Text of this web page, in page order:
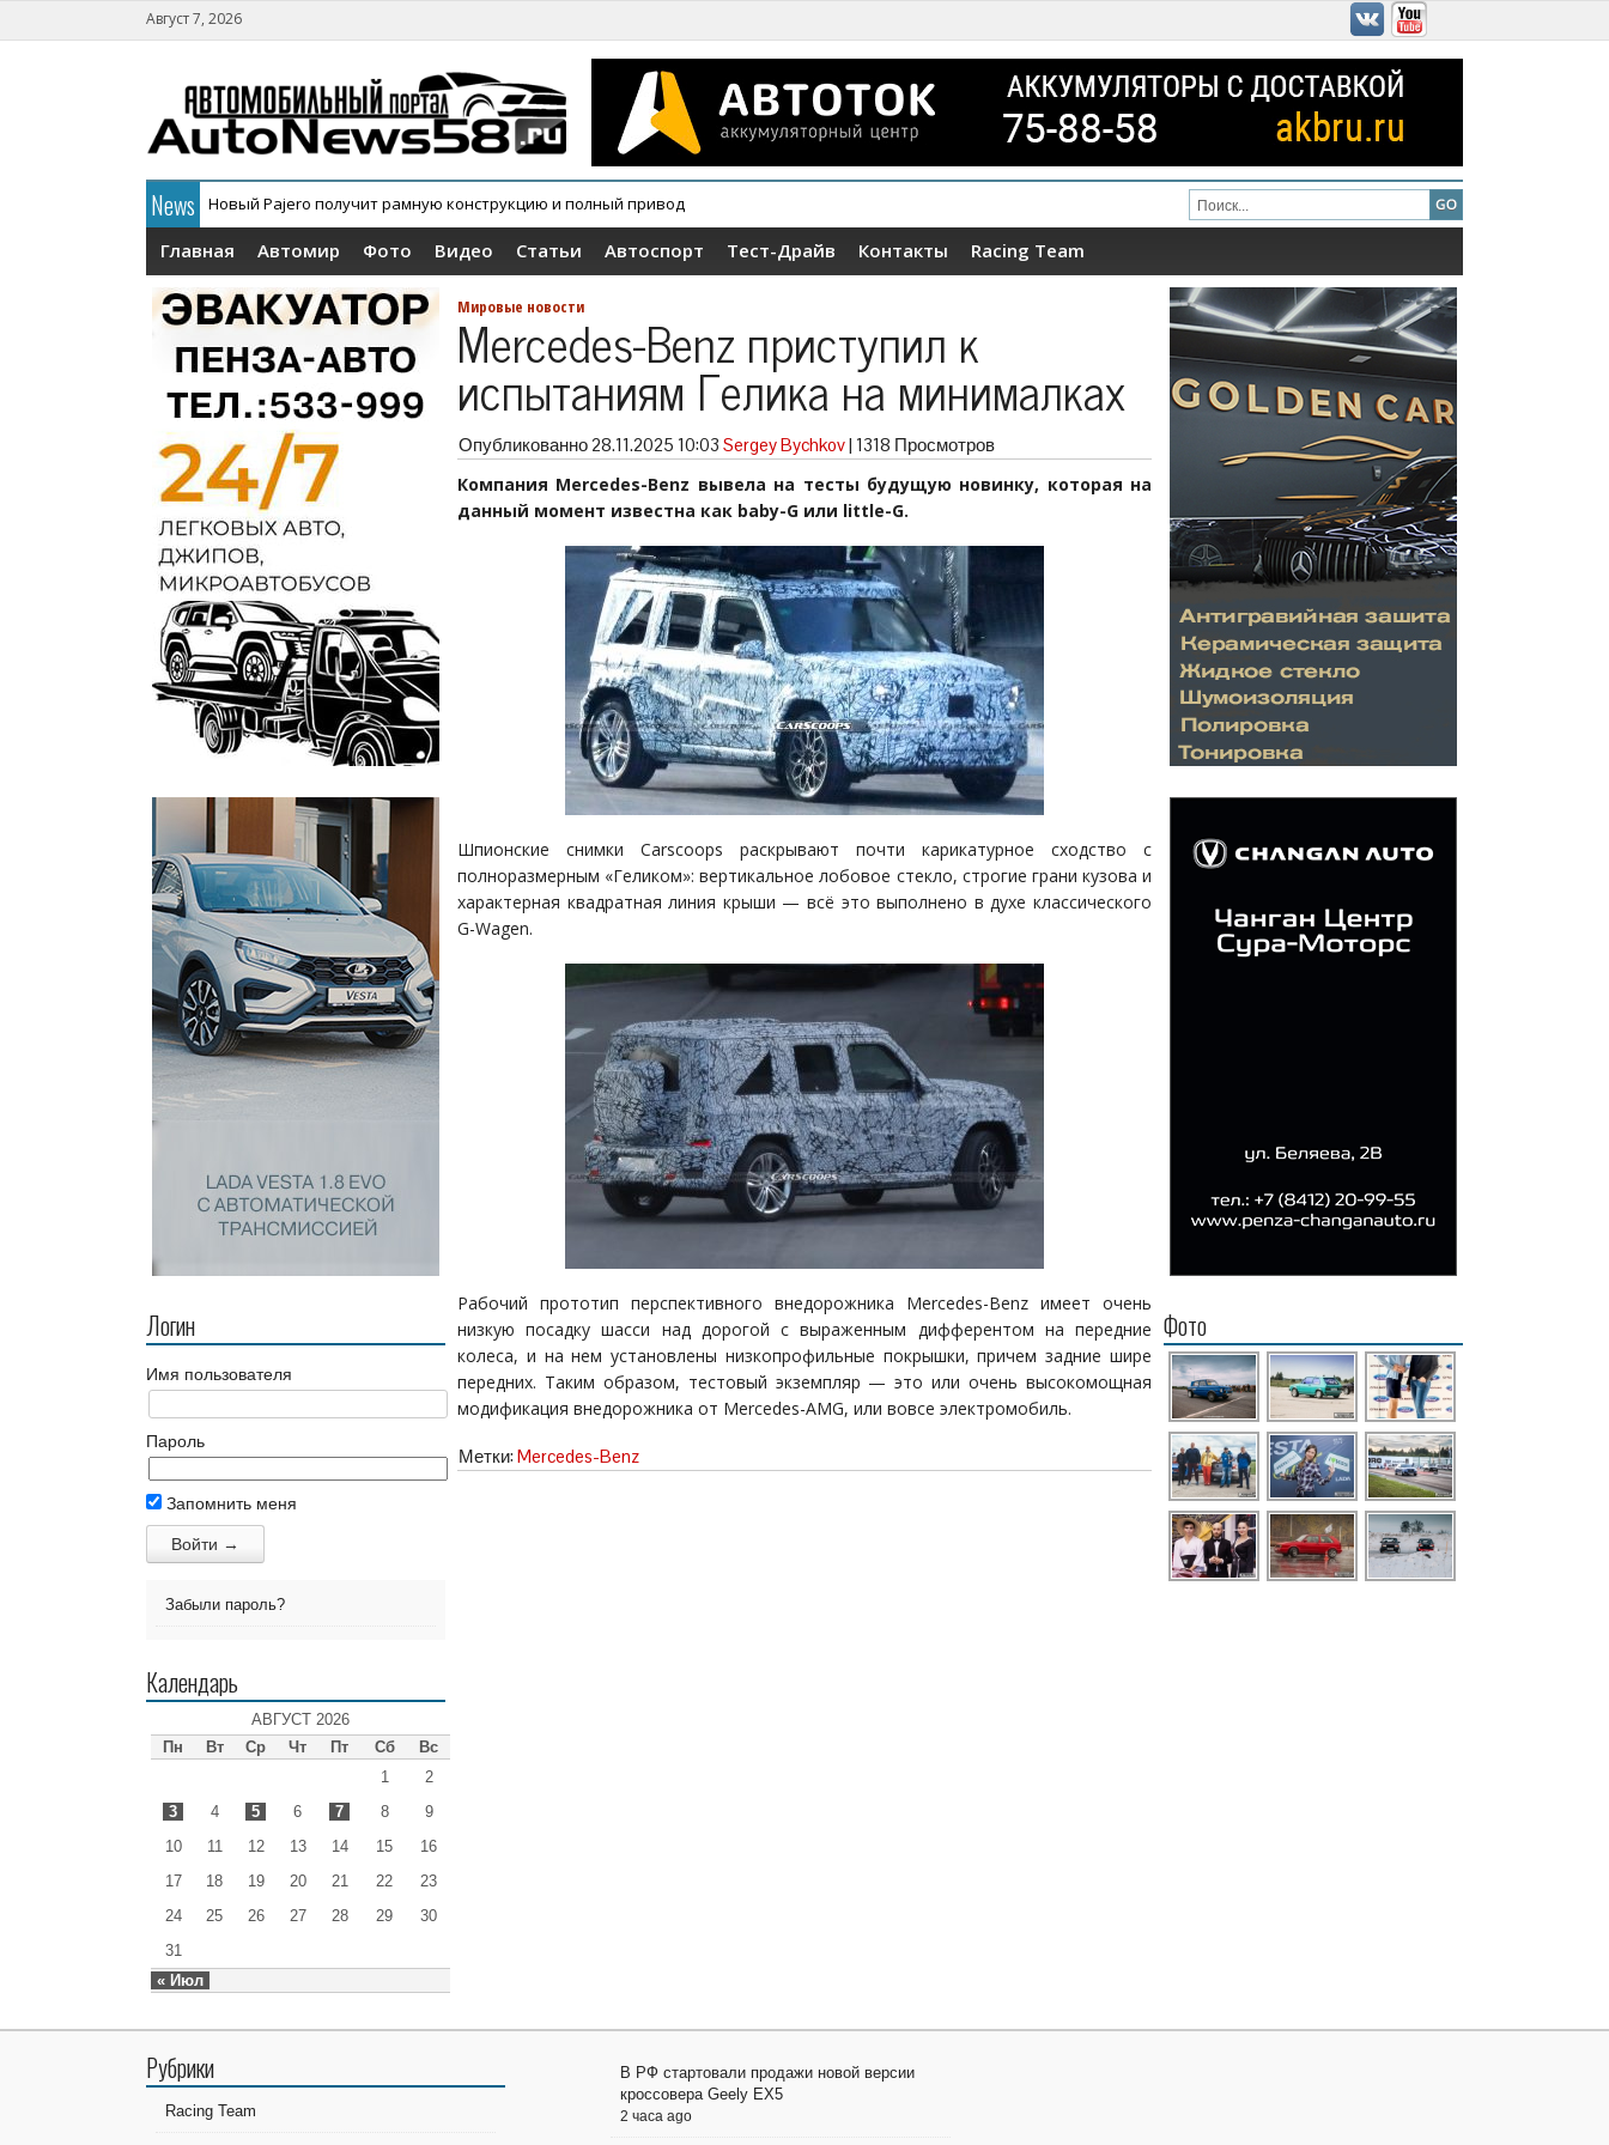
Август 7, 2026
News
Новый Pajero получит рамную конструкцию и полный привод
Главная Автомир Фото Видео Статьи Автоспорт Тест-Драйв Контакты Racing Team
Логин
Имя пользователя
Пароль
Запомнить меня
Забыли пароль?
Календарь
АВГУСТ 2026
Пн
Вт Ср Чт Пт Сб Вс
« Июл
1
2
3
4 5 6 7 8
9
10
11 12 13 14 15
16
17
18 19 20 21 22
23
24
25 26 27 28 29
30
31
Мировые новости
Mercedes-Benz приступил к
испытаниям Гелика на минималках
Опубликованно28.11.2025 10:03 Sergey Bychkov| 1318 Просмотров
Компания Mercedes-Benz вывела на тесты будущую новинку, которая на
данный момент известна как baby-G или little-G.
Шпионские снимки Carscoops раскрывают почти карикатурное сходство с
полноразмерным «Геликом»: вертикальное лобовое стекло, строгие грани кузова и
характерная квадратная линия крыши — всё это выполнено в духе классического
G-Wagen.
Рабочий прототип перспективного внедорожника Mercedes-Benz имеет очень
низкую посадку шасси над дорогой с выраженным дифферентом на передние
колеса, и на нем установлены низкопрофильные покрышки, причем задние шире
передних. Таким образом, тестовый экземпляр — это или очень высокомощная
модификация внедорожника от Mercedes-AMG, или вовсе электромобиль.
Метки: Mercedes-Benz
Фото
Рубрики
Racing Team
В РФ стартовали продажи новой версии
кроссовера Geely EX5
2 часа ago